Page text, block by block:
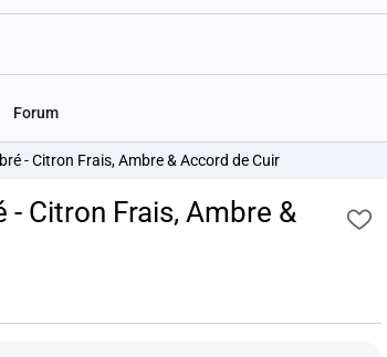
Forum
- Citron Frais, Ambre & Accord de Cuir
- Citron Frais, Ambre &